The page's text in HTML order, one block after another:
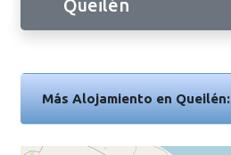
Queilén
Más Alojamiento en Queilén: